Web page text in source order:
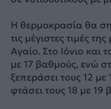
Η θερμοκρασία θα
τις μέγιστες τιμές
Αγαίο. Στο Ιόνιο και
με 17 βαθμούς, ενώ
ξεπεράσει τους 12
φτάσει τους 18 με 19